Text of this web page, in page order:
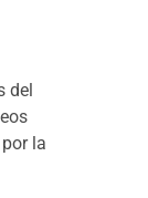
del
la